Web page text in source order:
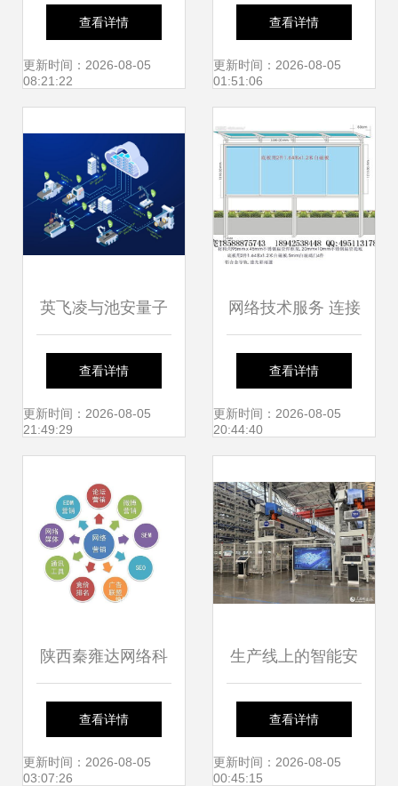
免费下载 最新
v1.1.8版发布，网
查看详情
更新时间：2026-08-05
08:21:22
化转型的核心驱动
力
查看详情
更新时间：2026-08-05
01:51:06
英飞凌与池安量子
联合研发抗量子攻
击信息安全方案，
型安全新篇章
查看详情
更新时间：2026-08-05
21:49:29
网络技术服务 连接
数字世界的桥梁
查看详情
更新时间：2026-08-05
20:44:40
陕西秦雍达网络科
技 以技术之力赋能
网络服务新篇章
查看详情
更新时间：2026-08-05
03:07:26
生产线上的智能安
全密码 山东济南网
络技术服务的场景
查看详情
更新时间：2026-08-05
00:45:15